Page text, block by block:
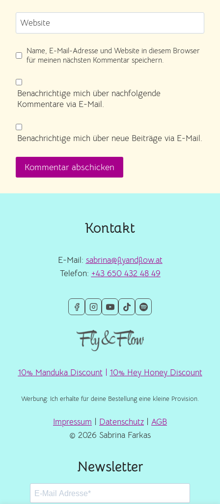
Website
Name, E-Mail-Adresse und Website in diesem Browser
für meinen nächsten Kommentar speichern.
Benachrichtige mich über nachfolgende
Kommentare via E-Mail.
Benachrichtige mich über neue Beiträge via E-Mail.
Kontakt
E-Mail: sabrina@flyandflow.at
Telefon: +43 650 432 48 49
10% Manduka Discount 10% Hey Honey Discount
Werbung: Ich erhalte für deine Bestellung eine kleine Provision.
Impressum Datenschutz
AGB
© 2026 Sabrina Farkas
Newsletter